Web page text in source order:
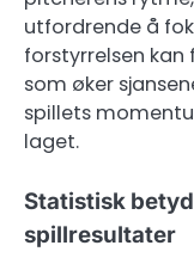
utfordrende å
forstyrrelsen
som øker
spillets
laget.
Statistisk
spillresultater